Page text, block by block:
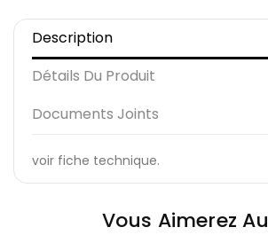
Description
Détails Du Produit
Documents Joints
voir fiche technique.
Vous Aimerez